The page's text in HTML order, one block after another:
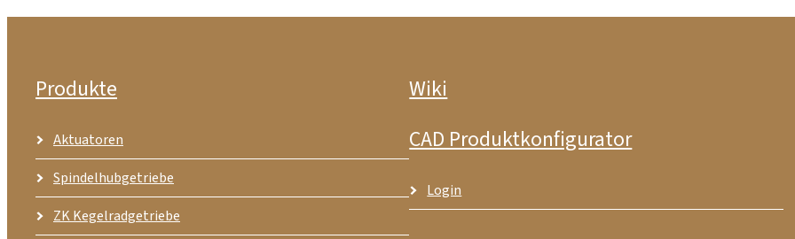
Produkte
Aktuatoren
Spindelhubgetriebe
ZK Kegelradgetriebe
Wiki
CAD Produktkonfigurator
Login